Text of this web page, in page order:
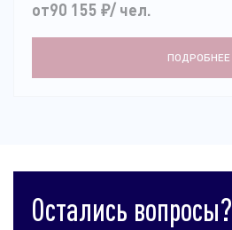
от90 155 ₽/ чел.
ПОДРОБНЕЕ
Остались вопросы?